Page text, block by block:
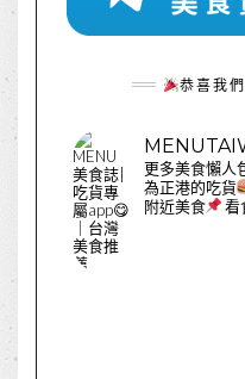
恭喜我
更多美食懶人
為正港的吃貨
附近美食
看